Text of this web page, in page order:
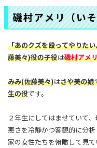
磯村アメリ（い
「あのクズを殴ってやりた
藤美々)役の子役は磯村アメ
みみ(佐藤美々)はさや美の娘
生の役です。
２年生にしてはませていて
悪さを冷静かつ客観的に分
家の女性たちを俯瞰して見